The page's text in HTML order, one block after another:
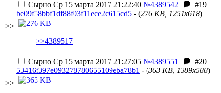
>>
Сырно Ср 15 марта 2017 21:22:40 №4389542
#19
be09f58bbf1df88f03f11ece2c615cd5 - (276 KB, 1251x618)
>>4389517
>>
Сырно Ср 15 марта 2017 21:27:05 №4389551
#20
53416f397e093278780655109eba78b1 - (363 KB, 1389x588)